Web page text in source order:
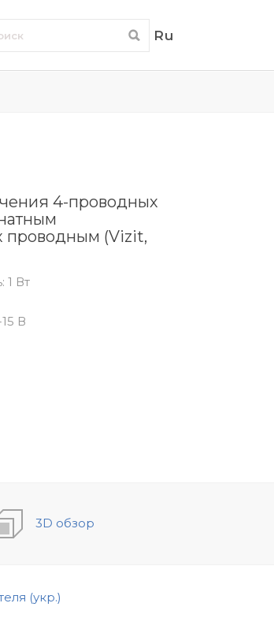
Ru
4-проводных
проводным (Vizit,
1 Вт
В
3D обзор
(укр.)